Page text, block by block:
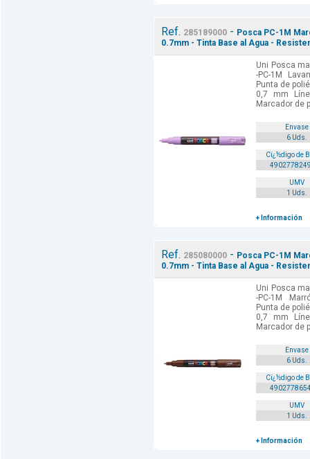
Ref. 285189000 - Posca PC-1M
0.7mm - Tinta Base al Agua -
Uni Posca
-PC-1M
Punta de
0,7 mm
Marcador de
Envase
6 Uds.
Cï¿½digo de
UMV
1 Uds.
+ Información
Ref. 285080000 - Posca PC-1M
0.7mm - Tinta Base al Agua -
Uni Posca
-PC-1M
Punta de
0,7 mm
Marcador de
Envase
6 Uds.
Cï¿½digo de
UMV
1 Uds.
+ Información